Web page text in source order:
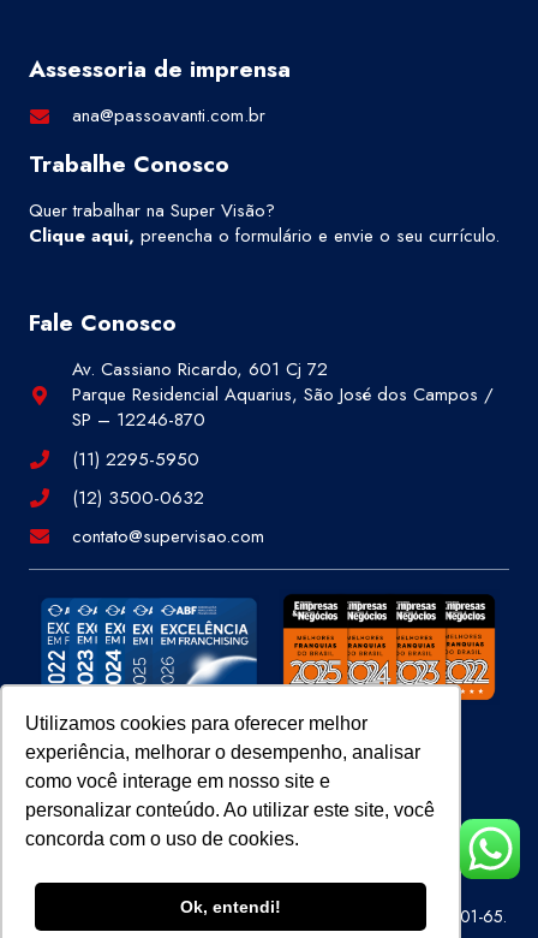
Utilizamos cookies para oferecer melhor
experiência, melhorar o desempenho, analisar
como você interage em nosso site e
personalizar conteúdo. Ao utilizar este site, você
concorda com o uso de cookies.
Ok, entendi!
Assessoria de imprensa
ana@passoavanti.com.br
Trabalhe Conosco
Quer trabalhar na Super Visão?
Clique aqui, preencha o formulário e envie o seu currículo.
Fale Conosco
Av. Cassiano Ricardo, 601 Cj 72
Parque Residencial Aquarius, São José dos Campos /
SP – 12246-870
(11) 2295-5950
(12) 3500-0632
contato@supervisao.com
Site 100% Seguro
Super Visão Perícias e Vistorias Ltda – CNPJ 07.686.414/0001-65.